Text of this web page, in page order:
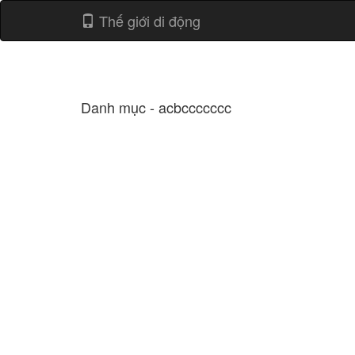
Thế giới di động
Danh mục - acbccccccc